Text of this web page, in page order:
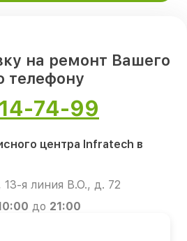
на ремонт Вашего
телефону
74-99
центра Infratech в
13-я линия В.О., д. 72
до 21:00